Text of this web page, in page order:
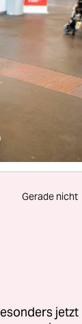
Gerade nicht
jetzt